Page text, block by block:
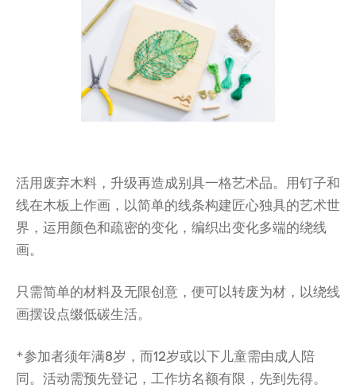
活用废弃木料，升级再造成别具一格艺术品。用钉子和
线在木板上作画，以简单的线条构建匠心独具的艺术世
界，运用颜色和疏密的变化，编织出变化多端的绕线
画。
只需简单的材料及无限创意，便可以转废为材，以绕线
画摆设点缀低碳生活。
*参加者须年满8岁，而12岁或以下儿童需由成人陪
同。活动需预先登记，工作坊名额有限，先到先得。